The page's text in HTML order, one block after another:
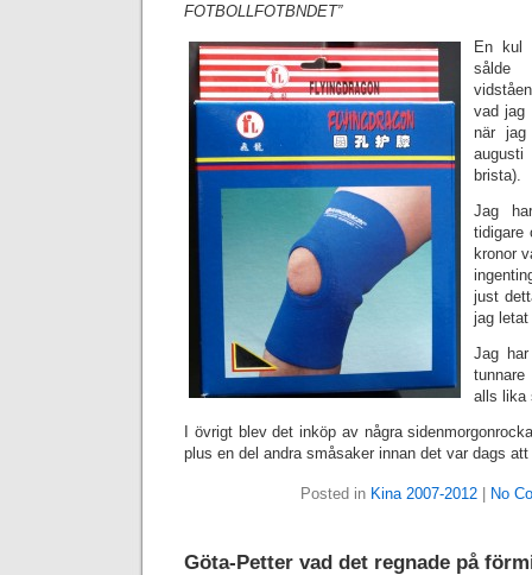
FOTBOLLFOTBNDET”
En kul
sålde
vad jag
när
augusti
brista).
Jag
tidigare
kronor
just
jag
Jag
alls lika
I övrigt blev det inköp av några
plus en del andra småsaker innan det var dags
Posted in Kina 2007-2012 No
Göta-Petter vad det regnade på